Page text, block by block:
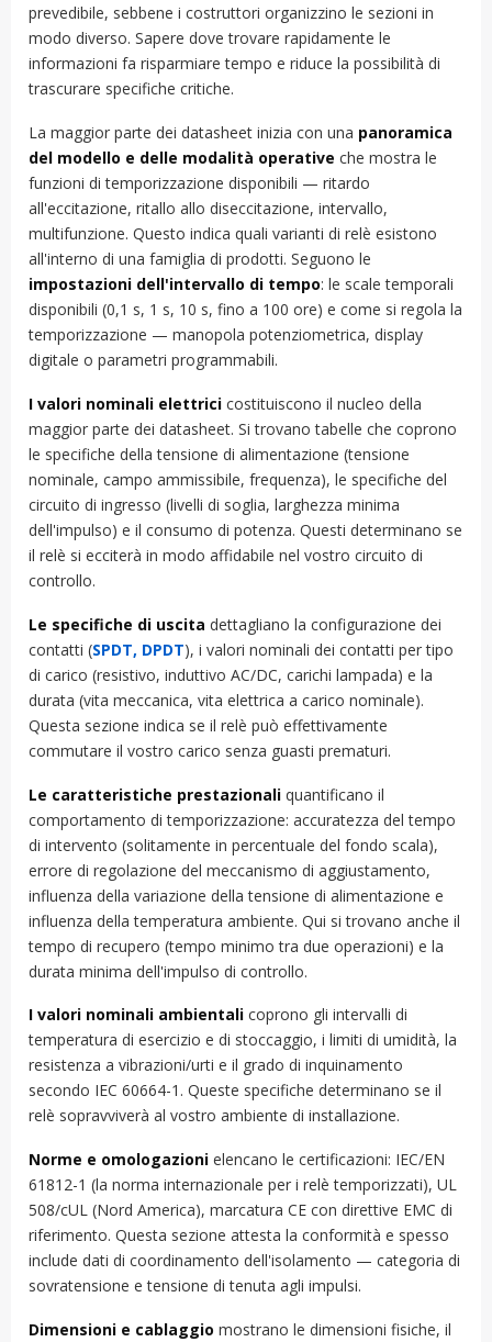
prevedibile, sebbene i costruttori organizzino le sezioni in
modo diverso. Sapere dove trovare rapidamente le
informazioni fa risparmiare tempo e riduce la possibilità di
trascurare specifiche critiche.
La maggior parte dei datasheet inizia con una panoramica
del modello e delle modalità operative che mostra le
funzioni di temporizzazione disponibili — ritardo
all'eccitazione, ritallo allo diseccitazione, intervallo,
multifunzione. Questo indica quali varianti di relè esistono
all'interno di una famiglia di prodotti. Seguono le
impostazioni dell'intervallo di tempo: le scale temporali
disponibili (0,1 s, 1 s, 10 s, fino a 100 ore) e come si regola la
temporizzazione — manopola potenziometrica, display
digitale o parametri programmabili.
I valori nominali elettrici costituiscono il nucleo della
maggior parte dei datasheet. Si trovano tabelle che coprono
le specifiche della tensione di alimentazione (tensione
nominale, campo ammissibile, frequenza), le specifiche del
circuito di ingresso (livelli di soglia, larghezza minima
dell'impulso) e il consumo di potenza. Questi determinano se
il relè si ecciterà in modo affidabile nel vostro circuito di
controllo.
Le specifiche di uscita dettagliano la configurazione dei
contatti (SPDT, DPDT), i valori nominali dei contatti per tipo
di carico (resistivo, induttivo AC/DC, carichi lampada) e la
durata (vita meccanica, vita elettrica a carico nominale).
Questa sezione indica se il relè può effettivamente
commutare il vostro carico senza guasti prematuri.
Le caratteristiche prestazionali quantificano il
comportamento di temporizzazione: accuratezza del tempo
di intervento (solitamente in percentuale del fondo scala),
errore di regolazione del meccanismo di aggiustamento,
influenza della variazione della tensione di alimentazione e
influenza della temperatura ambiente. Qui si trovano anche il
tempo di recupero (tempo minimo tra due operazioni) e la
durata minima dell'impulso di controllo.
I valori nominali ambientali coprono gli intervalli di
temperatura di esercizio e di stoccaggio, i limiti di umidità, la
resistenza a vibrazioni/urti e il grado di inquinamento
secondo IEC 60664-1. Queste specifiche determinano se il
relè sopravviverà al vostro ambiente di installazione.
Norme e omologazioni elencano le certificazioni: IEC/EN
61812-1 (la norma internazionale per i relè temporizzati), UL
508/cUL (Nord America), marcatura CE con direttive EMC di
riferimento. Questa sezione attesta la conformità e spesso
include dati di coordinamento dell'isolamento — categoria di
sovratensione e tensione di tenuta agli impulsi.
Dimensioni e cablaggio mostrano le dimensioni fisiche, il